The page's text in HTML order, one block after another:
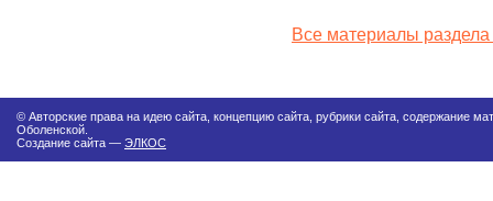
Все материалы
© Авторские права на идею сайта, концепцию сайта, рубрики сайта, содержание
Оболенской.
Создание сайта — ЭЛКОС